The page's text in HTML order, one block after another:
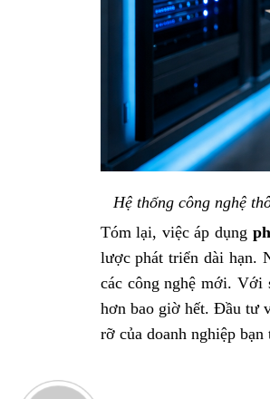
Hệ thống công nghệ
Tóm lại, việc áp dụng
lược phát triển dài hạn.
các công nghệ mới. Với
hơn bao giờ hết. Đầu tư
rỡ của doanh nghiệp